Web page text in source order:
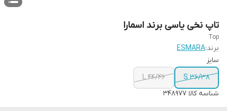
تاپ نخی یاسی برند اسمارا
Top
برند:ESMARA
سایز
S 36/38
L 44/46
شناسه کالا 348977